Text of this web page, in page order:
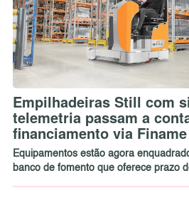
Empilhadeiras Still com
telemetria passam a
financiamento via Finame
Equipamentos estão agora
banco de fomento que oferece prazo